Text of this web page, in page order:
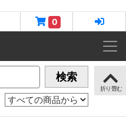
0
検索